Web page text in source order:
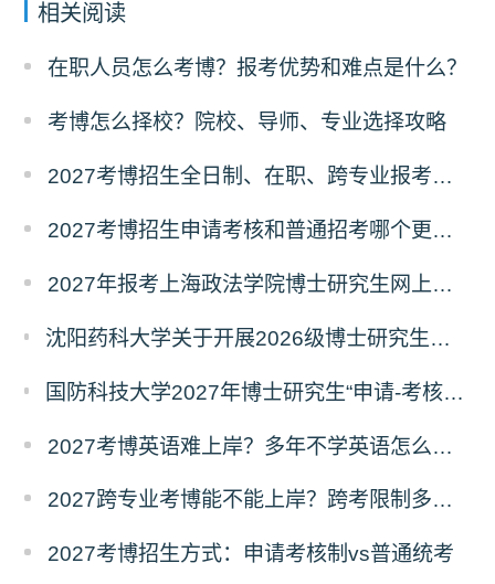
相关阅读
在职人员怎么考博？报考优势和难点是什么？
考博怎么择校？院校、导师、专业选择攻略
2027考博招生全日制、在职、跨专业报考要求
2027考博招生申请考核和普通招考哪个更好考？
2027年报考上海政法学院博士研究生网上报名公告
沈阳药科大学关于开展2026级博士研究生录取后信息采集及档案调取等相关工作的通知
国防科技大学2027年博士研究生“申请-考核”制招生专业基础笔试考试大纲
2027考博英语难上岸？多年不学英语怎么备考？
2027跨专业考博能不能上岸？跨考限制多不多？
2027考博招生方式：申请考核制vs普通统考